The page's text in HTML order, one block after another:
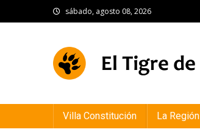
to
sábado, agosto 08, 2026
Villa Constitución La Región